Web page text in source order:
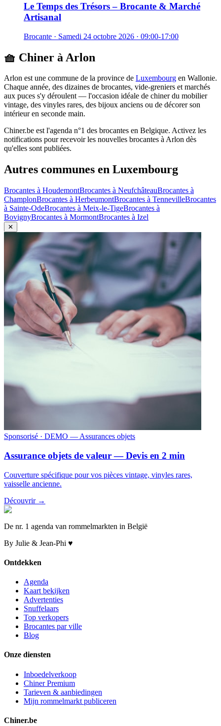
Le Temps des Trésors – Brocante & Marché
Artisanal
Brocante · Samedi 24 octobre 2026 · 09:00-17:00
🧺 Chiner à Arlon
Arlon est une commune de la province de Luxembourg en Wallonie.
Chaque année, des dizaines de brocantes, vide-greniers et marchés
aux puces s'y déroulent — l'occasion idéale de chiner du mobilier
vintage, des vinyles rares, des bijoux anciens ou de décorer son
intérieur en seconde main.
Chiner.be est l'agenda n°1 des brocantes en Belgique. Activez les
notifications pour recevoir les nouvelles brocantes àArlon dès
qu'elles sont publiées.
Autres communes en Luxembourg
Brocantes à HoudemontBrocantes à NeufchâteauBrocantes à
ChamplonBrocantes à HerbeumontBrocantes à TennevilleBrocantes
à Sainte-OdeBrocantes à Meix-le-TigeBrocantes à
BovignyBrocantes à MormontBrocantes à Izel
✕
Sponsorisé · DEMO — Assurances objets
Assurance objets de valeur — Devis en 2 min
Couverture spécifique pour vos pièces vintage, vinyles rares,
vaisselle ancienne.
Découvrir →
De nr. 1 agenda van rommelmarkten in België
By Julie & Jean-Phi ♥
Ontdekken
Agenda
Kaart bekijken
Advertenties
Snuffelaars
Top verkopers
Brocantes par ville
Blog
Onze diensten
Inboedelverkoop
Chiner Premium
Tarieven & aanbiedingen
Mijn rommelmarkt publiceren
Chiner.be